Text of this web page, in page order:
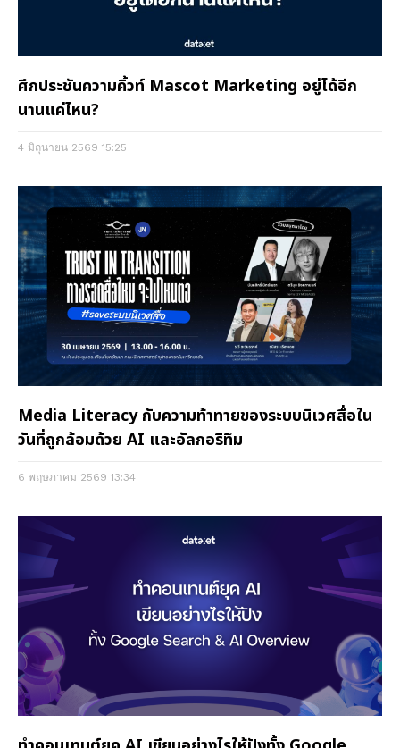
ศึกประชันความคิ้วท์ Mascot Marketing อยู่ได้อีก
นานแค่ไหน?
4 มิถุนายน 2569 15:25
Media Literacy กับความท้าทายของระบบนิเวศสื่อใน
วันที่ถูกล้อมด้วย AI และอัลกอริทึม
6 พฤษภาคม 2569 13:34